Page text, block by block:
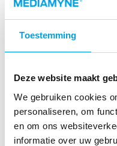
Toestemming
Deze website maakt
We gebruiken cookies
personaliseren, om
en om ons
informatie over uw
Wil je
openbaar vervoer
mogelijk om
zien welke bussen,
metro’s in de
vertrekken. Voor
bedrijven komt dit